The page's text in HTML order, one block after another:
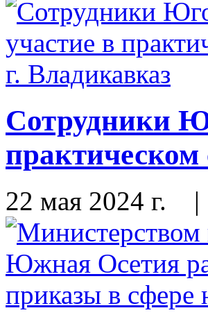
Сотрудники
практическом
22 мая 2024 г.